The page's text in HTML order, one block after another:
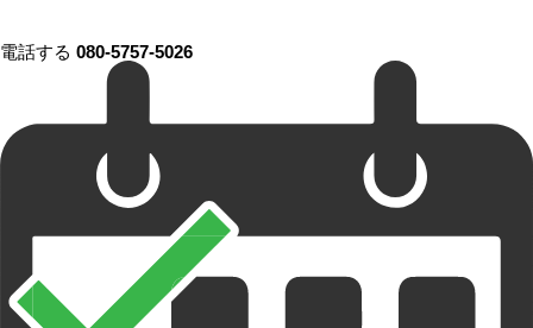
電話する 080-5757-5026